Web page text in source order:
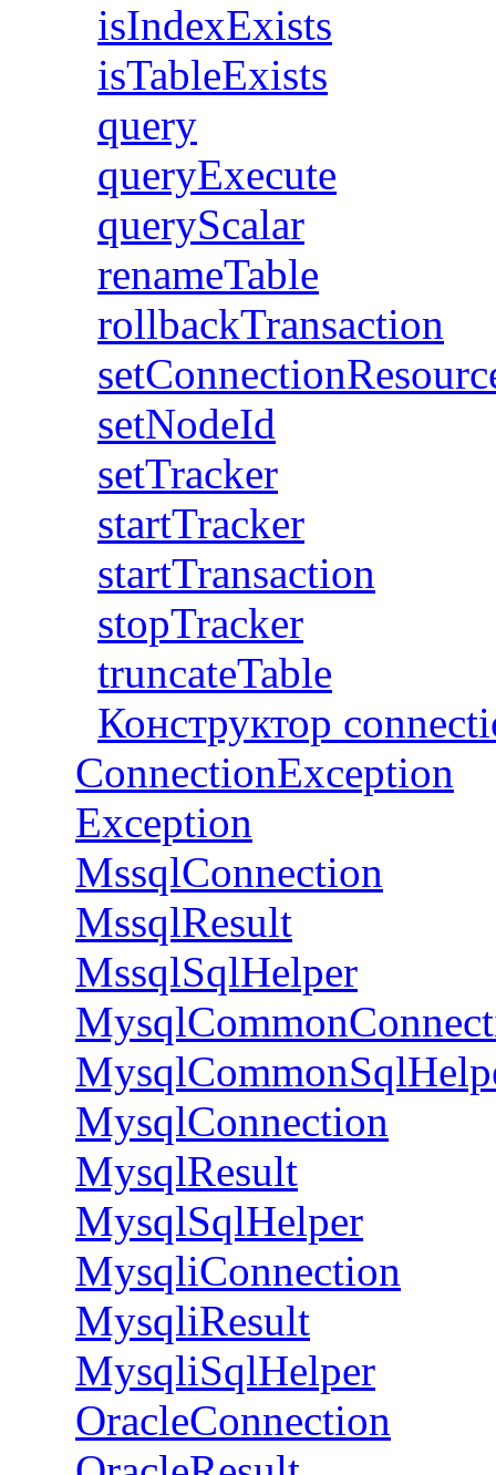
isIndexExists
isTableExists
query
queryExecute
queryScalar
renameTable
rollbackTransaction
setNodeId
setTracker
startTracker
startTransaction
stopTracker
truncateTable
Конструктор
ConnectionException
Exception
MssqlConnection
MssqlResult
MssqlSqlHelper
MysqlConnection
MysqlResult
MysqlSqlHelper
MysqliConnection
MysqliResult
MysqliSqlHelper
OracleConnection